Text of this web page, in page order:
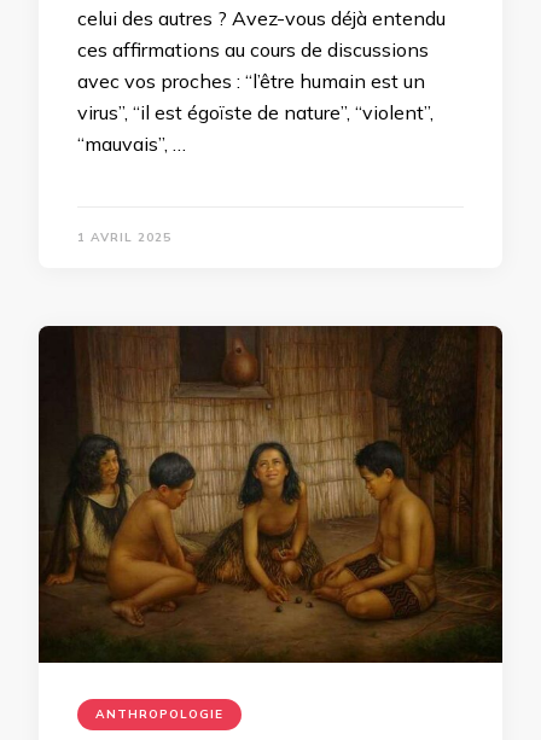
celui des autres ? Avez-vous déjà entendu
ces affirmations au cours de discussions
avec vos proches : “l’être humain est un
virus”, “il est égoïste de nature”, “violent”,
“mauvais”, …
1 AVRIL 2025
ANTHROPOLOGIE